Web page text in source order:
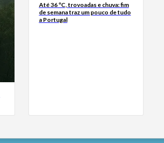
Até 36 ºC, trovoadas e chuva: fim
de semana traz um pouco de tudo
a Portugal